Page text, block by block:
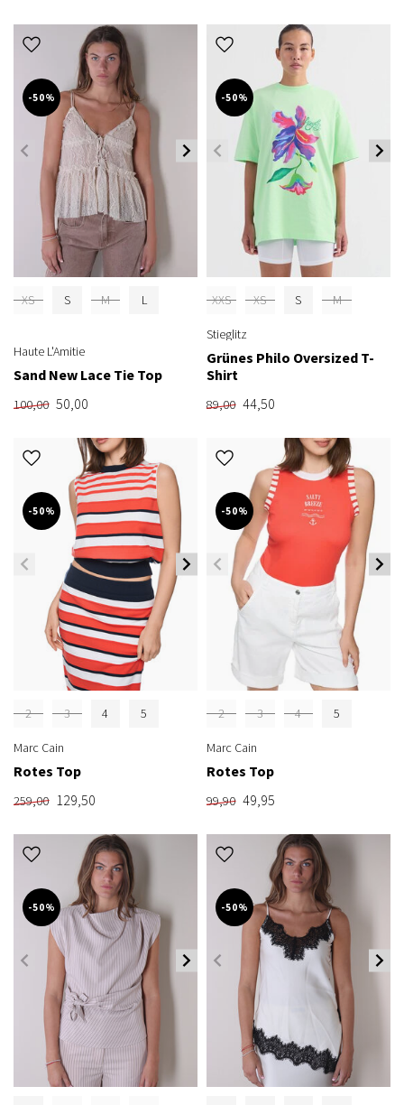
-50%
XS S M L
Haute L'Amitie
Sand New Lace Tie Top
100,00 50,00
-50%
XXS XS S M
Stieglitz
Grünes Philo Oversized T-
Shirt
89,00 44,50
-50%
2 3 4 5
Marc Cain
Rotes Top
259,00 129,50
-50%
2 3 4 5
Marc Cain
Rotes Top
99,90 49,95
-50% -50%